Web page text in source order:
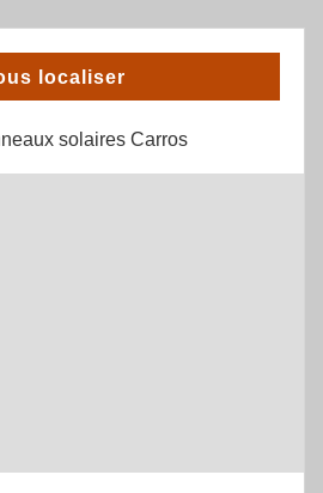
localiser
solaires Carros